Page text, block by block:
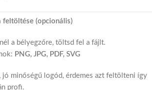
feltöltése (opcionális)
a bélyegzőre, töltsd fel a fájlt.
PNG, JPG, PDF, SVG
jó minőségű logód, érdemes azt feltölteni így
profi.